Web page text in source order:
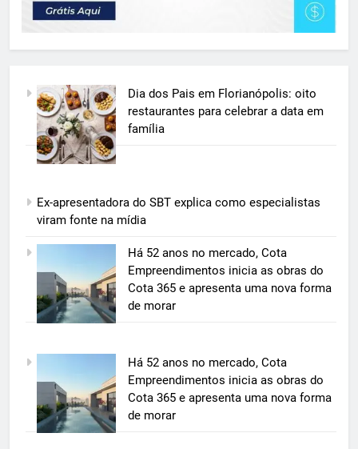
Dia dos Pais em Florianópolis: oito
restaurantes para celebrar a data em
família
Ex-apresentadora do SBT explica como especialistas
viram fonte na mídia
Há 52 anos no mercado, Cota
Empreendimentos inicia as obras do
Cota 365 e apresenta uma nova forma
de morar
Há 52 anos no mercado, Cota
Empreendimentos inicia as obras do
Cota 365 e apresenta uma nova forma
de morar
5
Grupo Pereira lança iniciativa
pioneira e escalável de
aproveitamento de frutas, legumes
ECONOMIA & NEGÓCIOS
BIM transforma a construção civil
e mostra na prática como reduzir
custos, evitar desperdícios e
ECONOMIA & NEGÓCIOS